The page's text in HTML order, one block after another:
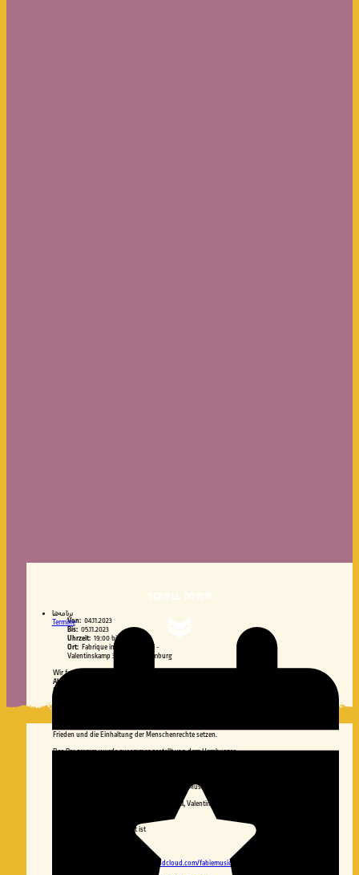
برنامه‌ها
TermineVon: 04.11.2023
Bis: 05.11.2023
Uhrzeit: 19:00 bis 05:00
Ort: Fabrique im Gängeviertel -
Valentinskamp 34A, 20355 Hamburg
Wir freuen uns auf die 3. Auflage von
Abend
Rapper*innen im Angesicht der feministischen Proteste gegen das
Frieden und die Einhaltung der Menschenrechte setzen.
Das Programm wurde zusammengestellt von dem Hamburger
Friedrich Naumann Stiftung und der Initiative Musik.
Fabrique im Gängeviertel,Valentinskamp 34a 20355
Zahl was es dir Wert ist
https://soundcloud.com/fabiemusic